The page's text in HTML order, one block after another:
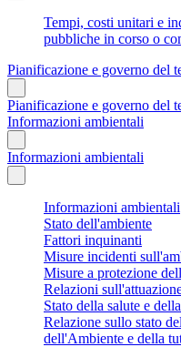
Tempi, costi unitari e
pubbliche in corso o
Pianificazione e governo del
Pianificazione e governo del
Informazioni ambientali
Informazioni ambientali
Informazioni ambientali
Stato dell'ambiente
Fattori inquinanti
Misure incidenti
Misure a protezione
Relazioni
Stato della salute e
Relazione sullo stato
dell'Ambiente e della